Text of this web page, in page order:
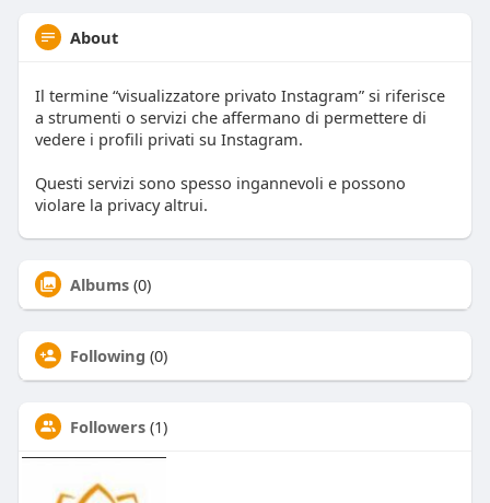
About
Il termine “visualizzatore privato Instagram” si riferisce
a strumenti o servizi che affermano di permettere di
vedere i profili privati su Instagram.
Questi servizi sono spesso ingannevoli e possono
violare la privacy altrui.
Albums (0)
Following (0)
Followers (1)